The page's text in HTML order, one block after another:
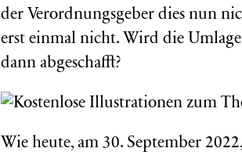
der Verordnungsgeber dies nun
erst einmal nicht. Wird die
dann abgeschafft?
Wie heute, am 30. September